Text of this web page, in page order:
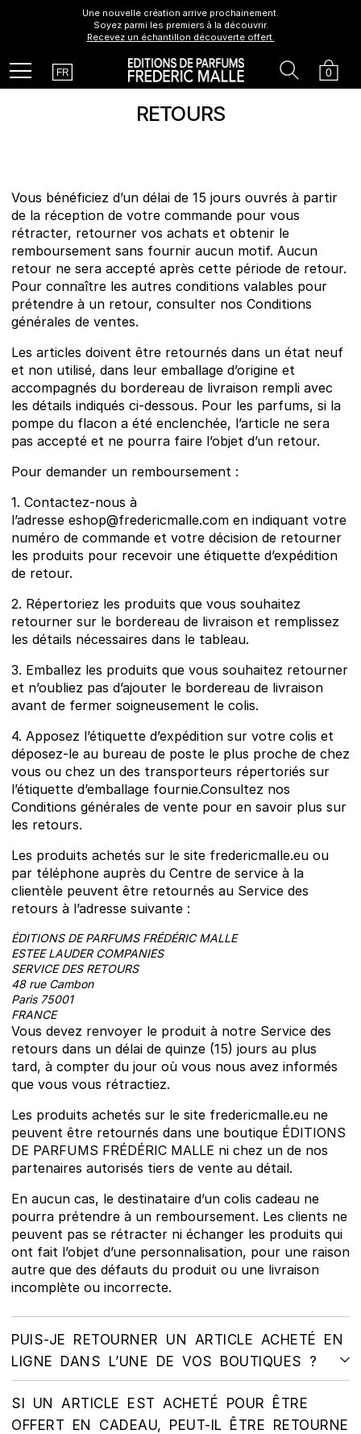
Une nouvelle création arrive prochainement.
Soyez parmi les premiers à la découvrir.
Recevez un échantillon découverte offert.
Menu Country
FR Cart
0
Search
RETOURS
Vous bénéficiez d’un délai de 15 jours ouvrés à partir
de la réception de votre commande pour vous
rétracter, retourner vos achats et obtenir le
remboursement sans fournir aucun motif. Aucun
retour ne sera accepté après cette période de retour.
Pour connaître les autres conditions valables pour
prétendre à un retour, consulter nos Conditions
générales de ventes.
Les articles doivent être retournés dans un état neuf
et non utilisé, dans leur emballage d’origine et
accompagnés du bordereau de livraison rempli avec
les détails indiqués ci-dessous. Pour les parfums, si la
pompe du flacon a été enclenchée, l’article ne sera
pas accepté et ne pourra faire l’objet d’un retour.
Pour demander un remboursement :
1. Contactez-nous à
l’adresse eshop@fredericmalle.com en indiquant votre
numéro de commande et votre décision de retourner
les produits pour recevoir une étiquette d’expédition
de retour.
2. Répertoriez les produits que vous souhaitez
retourner sur le bordereau de livraison et remplissez
les détails nécessaires dans le tableau.
3. Emballez les produits que vous souhaitez retourner
et n’oubliez pas d’ajouter le bordereau de livraison
avant de fermer soigneusement le colis.
4. Apposez l’étiquette d’expédition sur votre colis et
déposez-le au bureau de poste le plus proche de chez
vous ou chez un des transporteurs répertoriés sur
l’étiquette d’emballage fournie.Consultez nos
Conditions générales de vente pour en savoir plus sur
les retours.
Les produits achetés sur le site fredericmalle.eu ou
par téléphone auprès du Centre de service à la
clientèle peuvent être retournés au Service des
retours à l’adresse suivante :
ÉDITIONS DE PARFUMS FRÉDÉRIC MALLE
ESTEE LAUDER COMPANIES
SERVICE DES RETOURS
48 rue Cambon
Paris 75001
FRANCE
Vous devez renvoyer le produit à notre Service des
retours dans un délai de quinze (15) jours au plus
tard, à compter du jour où vous nous avez informés
que vous vous rétractiez.
Les produits achetés sur le site fredericmalle.eu ne
peuvent être retournés dans une boutique ÉDITIONS
DE PARFUMS FRÉDÉRIC MALLE ni chez un de nos
partenaires autorisés tiers de vente au détail.
En aucun cas, le destinataire d’un colis cadeau ne
pourra prétendre à un remboursement. Les clients ne
peuvent pas se rétracter ni échanger les produits qui
ont fait l’objet d’une personnalisation, pour une raison
autre que des défauts du produit ou une livraison
incomplète ou incorrecte.
PUIS-JE RETOURNER UN ARTICLE ACHETÉ EN
LIGNE DANS L’UNE DE VOS BOUTIQUES ?
SI UN ARTICLE EST ACHETÉ POUR ÊTRE
OFFERT EN CADEAU, PEUT-IL ÊTRE RETOURNE